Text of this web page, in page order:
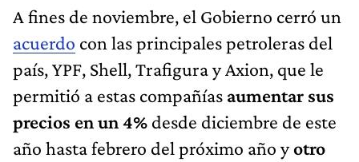
A fines de noviembre, el Gobierno cerró un
acuerdo con las principales petroleras del
país, YPF, Shell, Trafigura y Axion, que le
permitió a estas compañías aumentar sus
precios en un 4% desde diciembre de este
año hasta febrero del próximo año yotro